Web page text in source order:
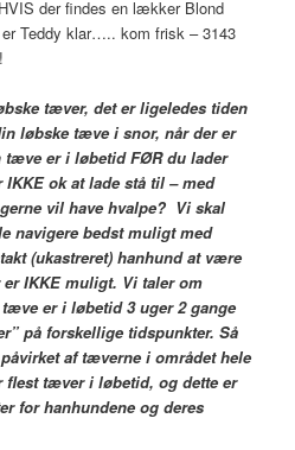
der findes en lækker Blond
Teddy klar….. kom frisk – 3143
tæver, det er ligeledes tiden
løbske tæve i snor, når der er
er i løbetid FØR du lader
ok at lade stå til – med
vil have hvalpe? Vi skal
navigere bedst muligt med
(ukastreret) hanhund at være
IKKE muligt. Vi taler om
er i løbetid 3 uger 2 gange
på forskellige tidspunkter. Så
af tæverne i området hele
flest tæver i løbetid, og dette er
for hanhundene og deres